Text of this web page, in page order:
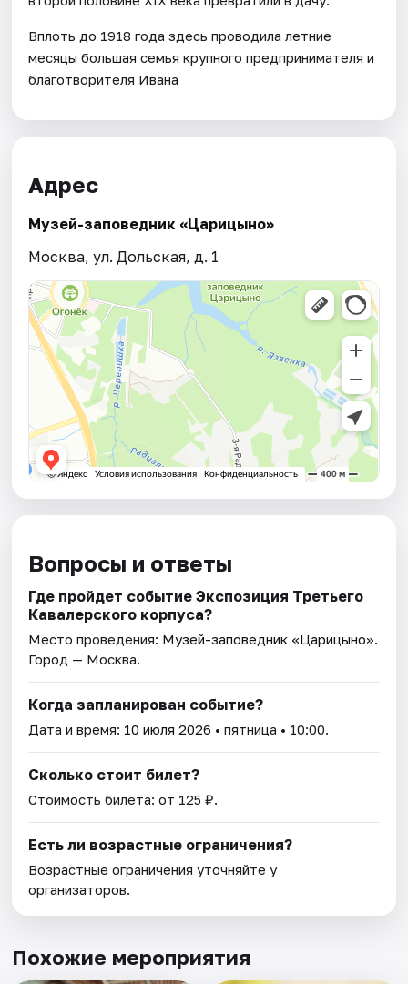
Вплоть до 1918 года здесь проводила летние
месяцы большая семья крупного предпринимателя и
благотворителя Ивана
Адрес
Музей-заповедник «Царицыно»
Москва, ул. Дольская, д. 1
Вопросы и ответы
Где пройдет событие Экспозиция Третьего
Кавалерского корпуса?
Место проведения: Музей-заповедник «Царицыно».
Город — Москва.
Когда запланирован событие?
Дата и время: 10 июля 2026 • пятница • 10:00.
Сколько стоит билет?
Стоимость билета: от 125 ₽.
Есть ли возрастные ограничения?
Возрастные ограничения уточняйте у
организаторов.
Похожие мероприятия